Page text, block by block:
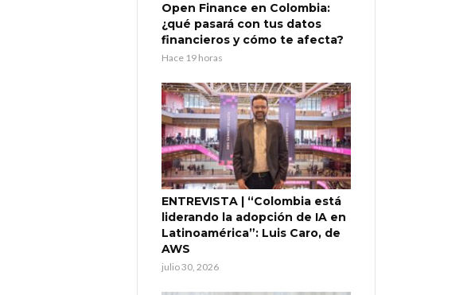
Open Finance en Colombia:
¿qué pasará con tus datos
financieros y cómo te afecta?
Hace 19 horas
ENTREVISTA | “Colombia está
liderando la adopción de IA en
Latinoamérica”: Luis Caro, de
AWS
julio 30, 2026